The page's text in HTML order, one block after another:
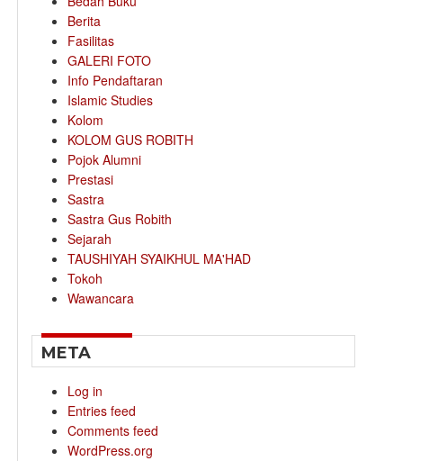
Berita
Fasilitas
GALERI FOTO
Info Pendaftaran
Islamic Studies
Kolom
KOLOM GUS ROBITH
Pojok Alumni
Prestasi
Sastra
Sastra Gus Robith
Sejarah
TAUSHIYAH SYAIKHUL MA'HAD
Tokoh
Wawancara
META
Log in
Entries feed
Comments feed
WordPress.org